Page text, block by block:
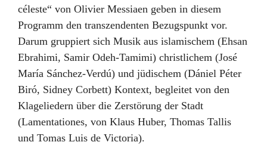
céleste“ von Olivier Messiaen geben in diesem
Programm den transzendenten Bezugspunkt vor.
Darum gruppiert sich Musik aus islamischem (Ehsan
Ebrahimi, Samir Odeh-Tamimi) christlichem (José
María Sánchez-Verdú) und jüdischem (Dániel Péter
Biró, Sidney Corbett) Kontext, begleitet von den
Klageliedern über die Zerstörung der Stadt
(Lamentationes, von Klaus Huber, Thomas Tallis
und Tomas Luis de Victoria).